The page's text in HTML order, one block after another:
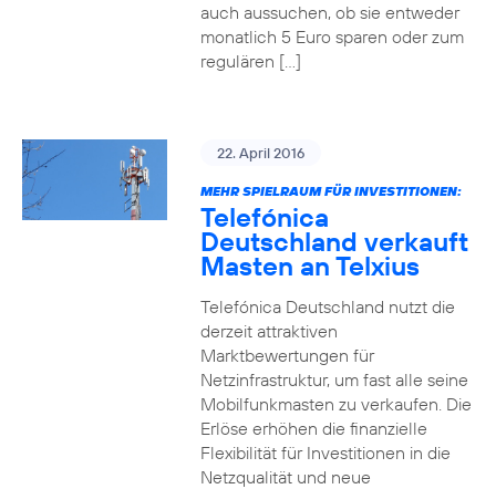
auch aussuchen, ob sie entweder
monatlich 5 Euro sparen oder zum
regulären […]
22. April 2016
MEHR SPIELRAUM FÜR INVESTITIONEN:
Telefónica
Deutschland verkauft
Masten an Telxius
Telefónica Deutschland nutzt die
derzeit attraktiven
Marktbewertungen für
Netzinfrastruktur, um fast alle seine
Mobilfunkmasten zu verkaufen. Die
Erlöse erhöhen die finanzielle
Flexibilität für Investitionen in die
Netzqualität und neue